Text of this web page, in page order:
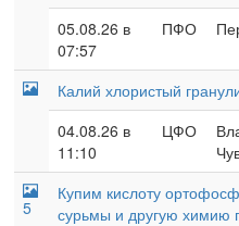
05.08.26 в
07:57
ПФО
Калий хлористый
04.08.26 в
11:10
ЦФО
5
Купим кислоту
сурьмы и другую химию